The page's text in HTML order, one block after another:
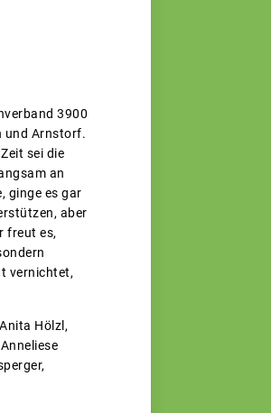
3900
und Arnstorf.
sei die
an
ginge es gar
aber
freut es,
vernichtet,
Hölzl,